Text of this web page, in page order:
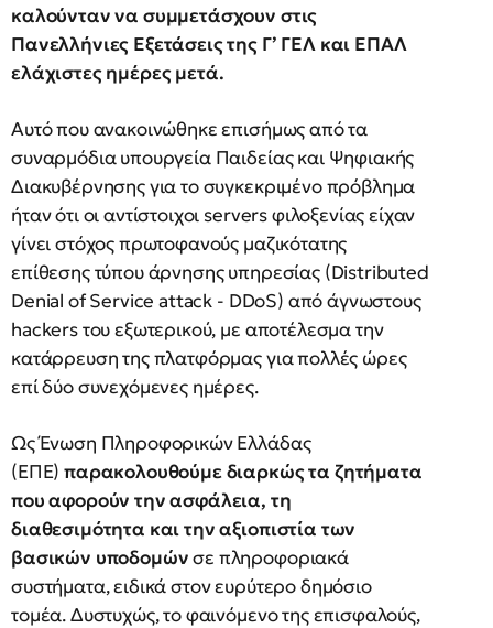
καλούνταν να συμμετάσχουν στις
Πανελλήνιες Εξετάσεις της Γ’ ΓΕΛ και ΕΠΑΛ
ελάχιστες ημέρες μετά.
Αυτό που ανακοινώθηκε επισήμως από τα
συναρμόδια υπουργεία Παιδείας και Ψηφιακής
Διακυβέρνησης για το συγκεκριμένο πρόβλημα
ήταν ότι οι αντίστοιχοι servers φιλοξενίας είχαν
γίνει στόχος πρωτοφανούς μαζικότατης
επίθεσης τύπου άρνησης υπηρεσίας (Distributed
Denial of Service attack - DDoS) από άγνωστους
hackers του εξωτερικού, με αποτέλεσμα την
κατάρρευση της πλατφόρμας για πολλές ώρες
επί δύο συνεχόμενες ημέρες.
Ως Ένωση Πληροφορικών Ελλάδας
(ΕΠΕ)παρακολουθούμε διαρκώς τα ζητήματα
που αφορούν την ασφάλεια, τη
διαθεσιμότητα και την αξιοπιστία των
βασικών υποδομώνσε πληροφοριακά
συστήματα, ειδικά στον ευρύτερο δημόσιο
τομέα. Δυστυχώς, το φαινόμενο της επισφαλούς,